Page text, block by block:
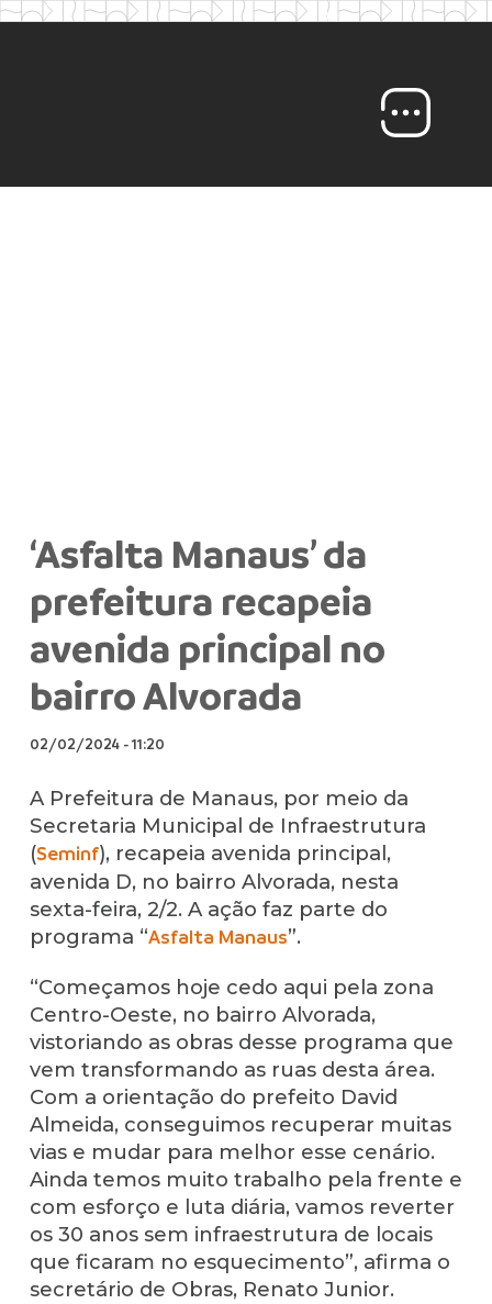
‘Asfalta Manaus’ da
prefeitura recapeia
avenida principal no
bairro Alvorada
02/02/2024-11:20
A Prefeitura de Manaus, por meio da
Secretaria Municipal de Infraestrutura
(Seminf), recapeia avenida principal,
avenida D, no bairro Alvorada, nesta
sexta-feira, 2/2. A ação faz parte do
programa “Asfalta Manaus”.
“Começamos hoje cedo aqui pela zona
Centro-Oeste, no bairro Alvorada,
vistoriando as obras desse programa que
vem transformando as ruas desta área.
Com a orientação do prefeito David
Almeida, conseguimos recuperar muitas
vias e mudar para melhor esse cenário.
Ainda temos muito trabalho pela frente e
com esforço e luta diária, vamos reverter
os 30 anos sem infraestrutura de locais
que ficaram no esquecimento”, afirma o
secretário de Obras, Renato Junior.